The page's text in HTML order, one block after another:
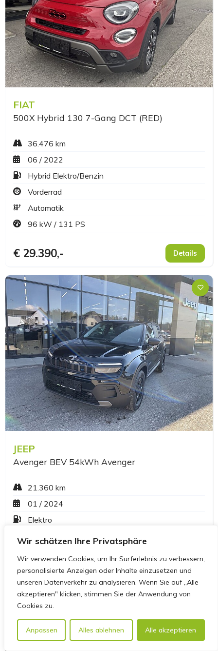
Wir schätzen Ihre Privatsphäre
Wir verwenden Cookies, um Ihr Surferlebnis zu verbessern,
personalisierte Anzeigen oder Inhalte einzusetzen und
unseren Datenverkehr zu analysieren. Wenn Sie auf „Alle
akzeptieren" klicken, stimmen Sie der Anwendung von
Cookies zu.
Anpassen Alles ablehnen Alle akzeptieren